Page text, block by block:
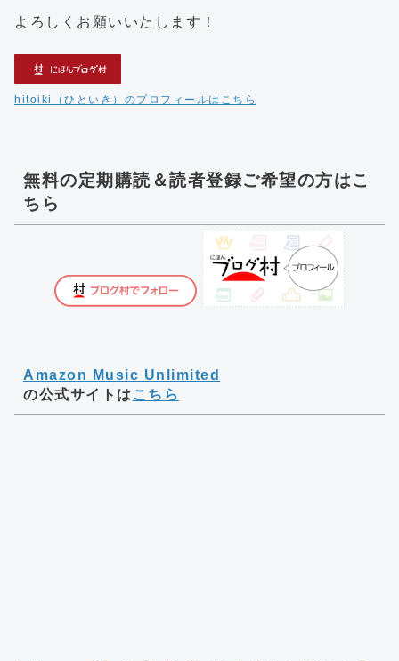
よろしくお願いいたします！
hitoiki（ひといき）のプロフィールはこちら
無料の定期購読＆読者登録ご希望の方はこ
ちら
Amazon Music Unlimited
の公式サイトは こちら